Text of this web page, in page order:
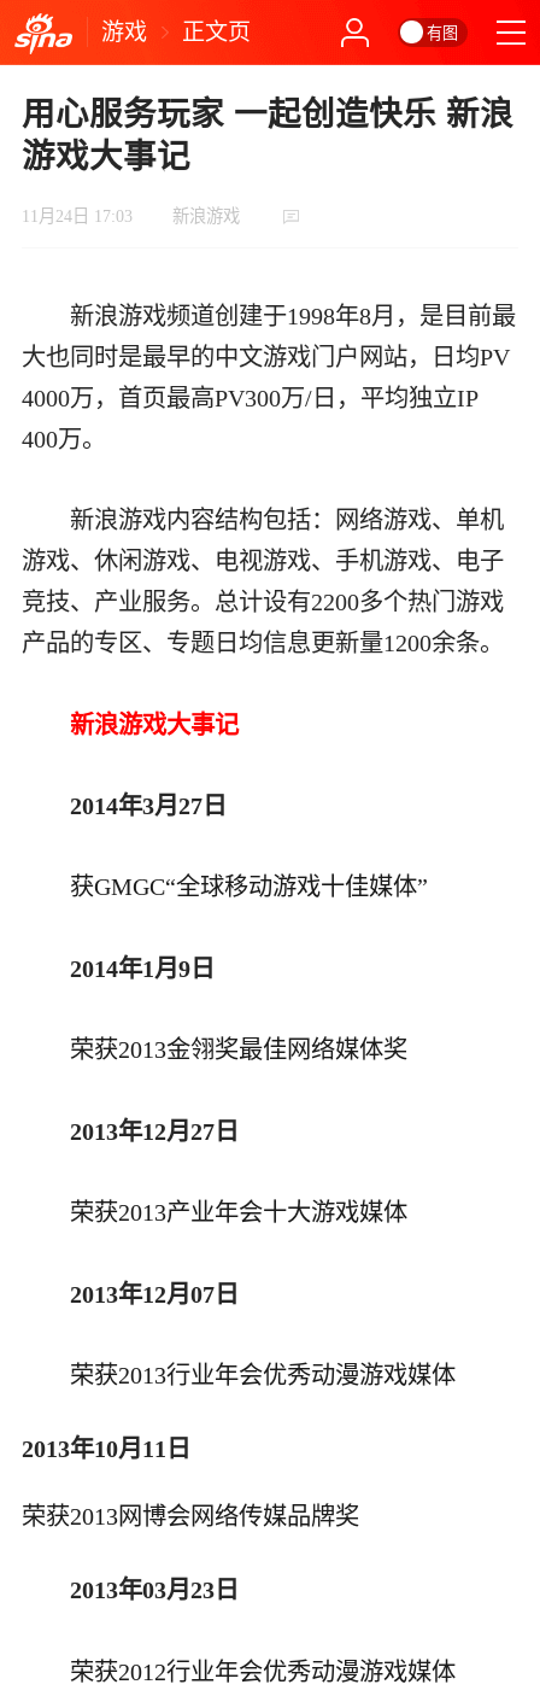
游戏 正文页 有图
用心服务玩家 一起创造快乐 新浪
游戏大事记
11月24日 17:03 新浪游戏
新浪游戏频道创建于1998年8月，是目前最
大也同时是最早的中文游戏门户网站，日均PV
4000万，首页最高PV300万/日，平均独立IP
400万。
新浪游戏内容结构包括：网络游戏、单机
游戏、休闲游戏、电视游戏、手机游戏、电子
竞技、产业服务。总计设有2200多个热门游戏
产品的专区、专题日均信息更新量1200余条。
新浪游戏大事记
2014年3月27日
获GMGC“全球移动游戏十佳媒体”
2014年1月9日
荣获2013金翎奖最佳网络媒体奖
2013年12月27日
荣获2013产业年会十大游戏媒体
2013年12月07日
荣获2013行业年会优秀动漫游戏媒体
2013年10月11日
荣获2013网博会网络传媒品牌奖
2013年03月23日
荣获2012行业年会优秀动漫游戏媒体